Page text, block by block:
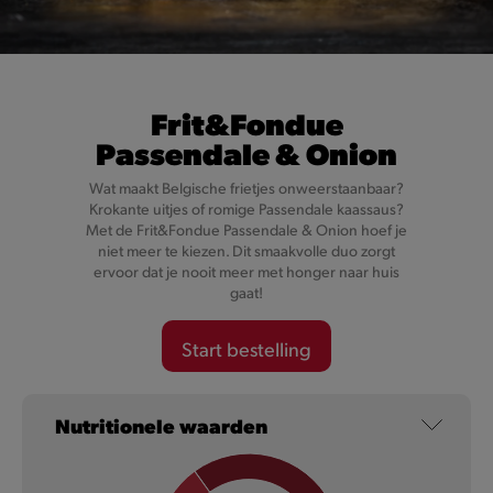
Cheesy Val-Dieu Caractère
Want onze Cheesy’s zijn niet zomaar gevuld met kaas, maar
met karaktervolle Val-Dieu Caractère kaas.
Frit&Fondue
Passendale & Onion
Wat maakt Belgische frietjes onweerstaanbaar?
Krokante uitjes of romige Passendale kaassaus?
Met de Frit&Fondue Passendale & Onion hoef je
niet meer te kiezen. Dit smaakvolle duo zorgt
ervoor dat je nooit meer met honger naar huis
gaat!
Start bestelling
Nutritionele waarden